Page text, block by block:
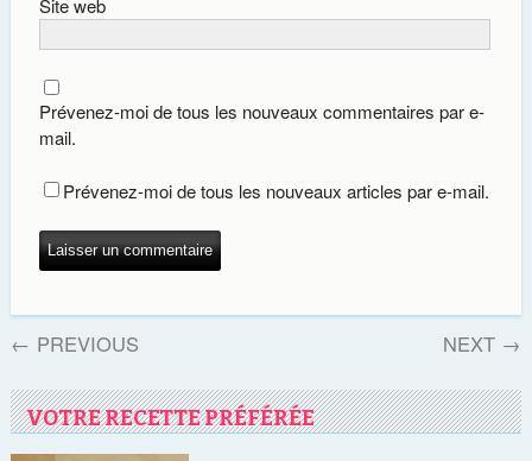
Prévenez-moi de tous les nouveaux commentaires par e-
mail.
Prévenez-moi de tous les nouveaux articles par e-mail.
← PREVIOUS NEXT →
VOTRE RECETTE PRÉFÉRÉE